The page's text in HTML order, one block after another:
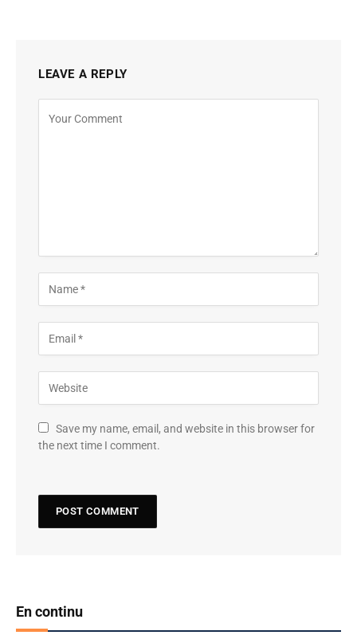
LEAVE A REPLY
Save my name, email, and website in this browser for
the next time I comment.
En continu